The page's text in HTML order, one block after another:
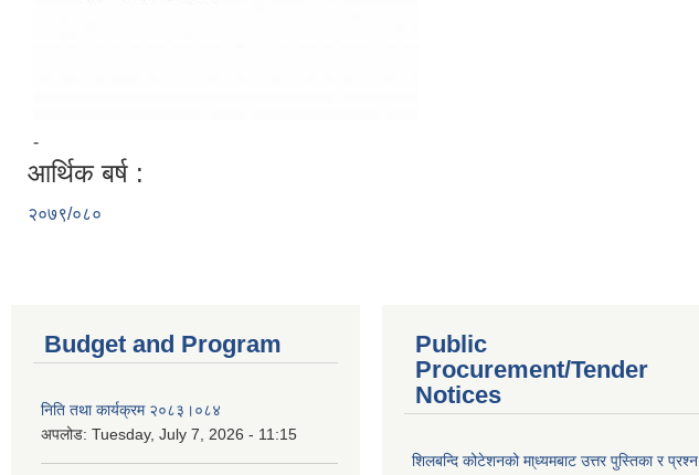
-
आर्थिक बर्ष :
२०७९/०८०
Budget and Program
निति तथा कार्यक्रम २०८३।०८४
अपलोड: Tuesday, July 7, 2026 - 11:15
Public
Procurement/Tender
Notices
शिलबन्दि कोटेशनको मा्ध्यमबाट उत्तर पुस्तिका र प्रश्न